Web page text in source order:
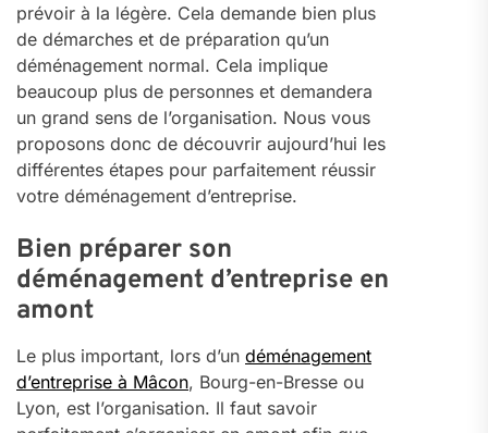
prévoir à la légère. Cela demande bien plus
de démarches et de préparation qu’un
déménagement normal. Cela implique
beaucoup plus de personnes et demandera
un grand sens de l’organisation. Nous vous
proposons donc de découvrir aujourd’hui les
différentes étapes pour parfaitement réussir
votre déménagement d’entreprise.
Bien préparer son
déménagement d’entreprise en
amont
Le plus important, lors d’un déménagement
d’entreprise à Mâcon, Bourg-en-Bresse ou
Lyon, est l’organisation. Il faut savoir